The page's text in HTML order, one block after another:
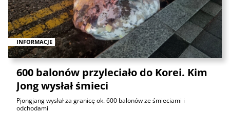
INFORMACJE
600 balonów przyleciało do Korei. Kim
Jong wysłał śmieci
Pjongjang wysłał za granicę ok. 600 balonów ze śmieciami i
odchodami